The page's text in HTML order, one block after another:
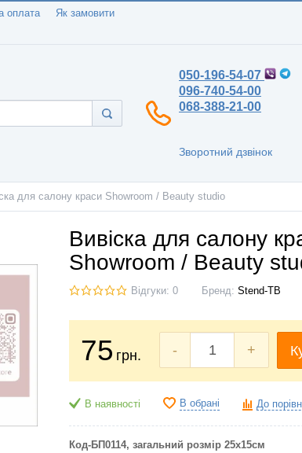
оплата
Як замовити
050-196-54-07
096-740-54-00
068-388-21-00
Зворотний дзвінок
для салону краси Showroom / Beauty studio
Вивіска для салону
Showroom / Beauty
Відгуки: 0 Бренд: Stend-TB
75 грн. - +
В наявності В обрані До
Код-БП0114, загальний розмір 25х15см